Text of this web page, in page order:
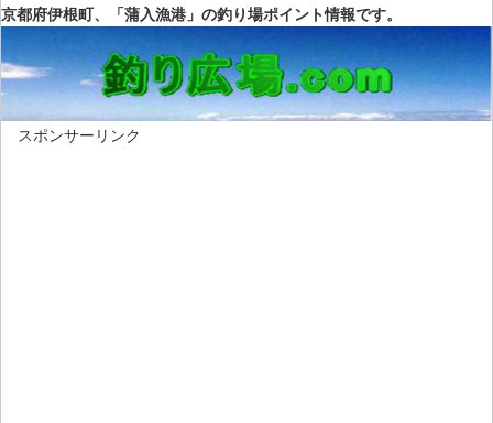
京都府伊根町、「蒲入漁港」の釣り場ポイント情報です。
スポンサーリンク